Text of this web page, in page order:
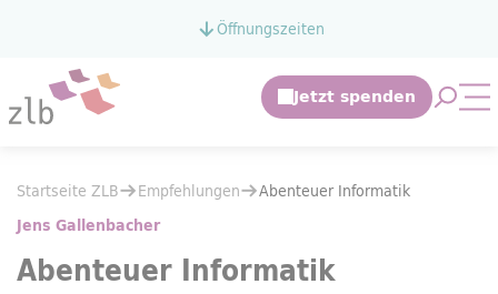
Zum Hauptinhalt springenÖffnungszeiten
Empfehlungen
Abenteuer Informatik
Sie befinden sich hier:
Startseite ZLB Empfehlungen Abenteuer Informatik
Jens Gallenbacher
Abenteuer Informatik